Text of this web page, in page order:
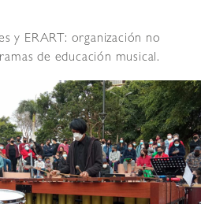
y ERART: organización no
de educación musical.